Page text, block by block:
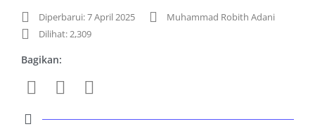
Diperbarui: 7 April 2025
Muhammad Robith Adani
Dilihat: 2,309
Bagikan: